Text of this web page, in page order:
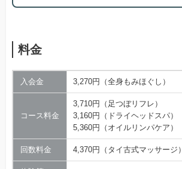
料金
入会金 3,270円（全身もみほぐし）
コース料金
3,710円（足つぼリフレ）
3,160円（ドライヘッドスパ）
5,360円（オイルリンパケア）
回数料金 4,370円（タイ古式マッサージ）